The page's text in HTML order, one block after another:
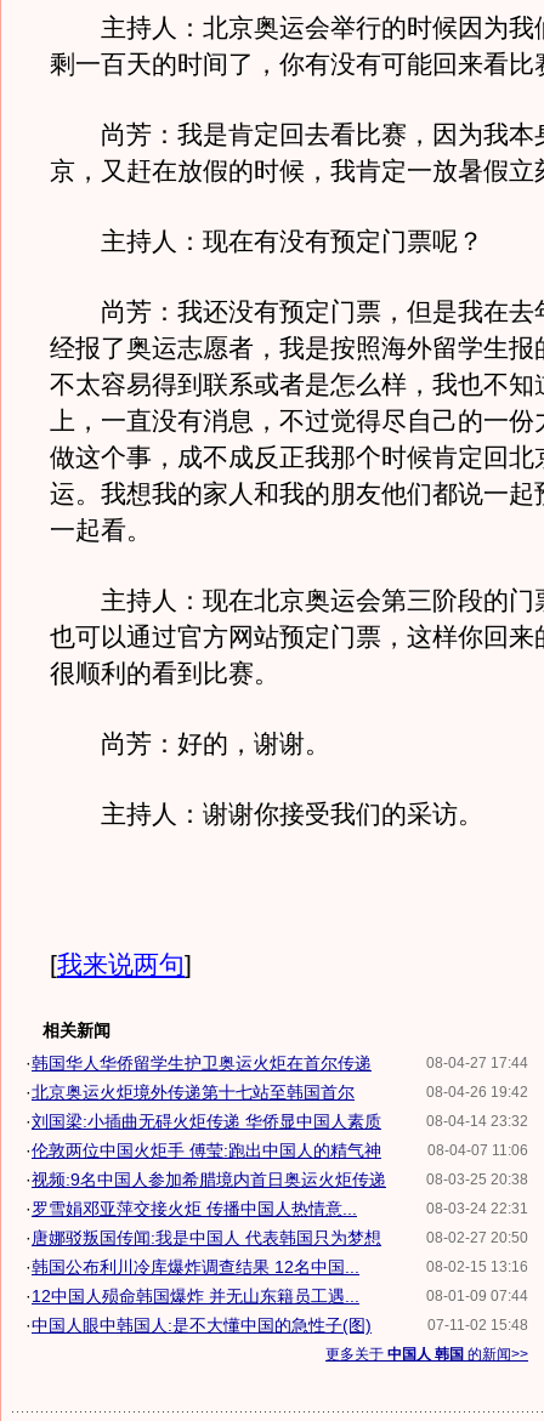
主持人：北京奥运会举行的时候因为我
剩一百天的时间了，你有没有可能回来看比
尚芳：我是肯定回去看比赛，因为我本
京，又赶在放假的时候，我肯定一放暑假立
主持人：现在有没有预定门票呢？
尚芳：我还没有预定门票，但是我在去
经报了奥运志愿者，我是按照海外留学生报
不太容易得到联系或者是怎么样，我也不知
上，一直没有消息，不过觉得尽自己的一份
做这个事，成不成反正我那个时候肯定回北
运。我想我的家人和我的朋友他们都说一起
一起看。
主持人：现在北京奥运会第三阶段的门
也可以通过官方网站预定门票，这样你回来
很顺利的看到比赛。
尚芳：好的，谢谢。
主持人：谢谢你接受我们的采访。
[我来说两句]
相关新闻
08-04-27 17:44
·韩国华人华侨留学生护卫奥运火炬在首尔传递
08-04-26 19:42
·北京奥运火炬境外传递第十七站至韩国首尔
08-04-14 23:32
·刘国梁:小插曲无碍火炬传递 华侨显中国人素质
08-04-07 11:06
·伦敦两位中国火炬手 傅莹:跑出中国人的精气神
08-03-25 20:38
·视频:9名中国人参加希腊境内首日奥运火炬传递
08-03-24 22:31
·罗雪娟邓亚萍交接火炬 传播中国人热情意...
08-02-27 20:50
· 唐娜驳叛国传闻:我是中国人 代表韩国只为梦想
08-02-15 13:16
·韩国公布利川冷库爆炸调查结果 12名中国...
08-01-09 07:44
·12中国人殒命韩国爆炸 并无山东籍员工遇...
07-11-02 15:48
·中国人眼中韩国人:是不大懂中国的急性子(图)
更多关于 中国人 韩国 的新闻>>